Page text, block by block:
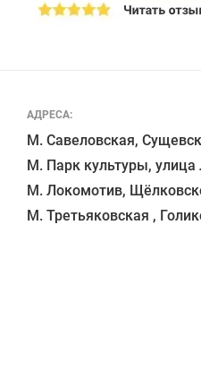
АДРЕСА:
М. Савеловская,
М. Парк культуры, улица
М. Локомотив,